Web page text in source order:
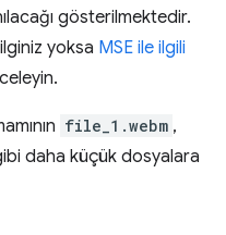
gösterilmektedir.
yoksa MSE ile ilgili
file_1.webm ,
daha küçük dosyalara